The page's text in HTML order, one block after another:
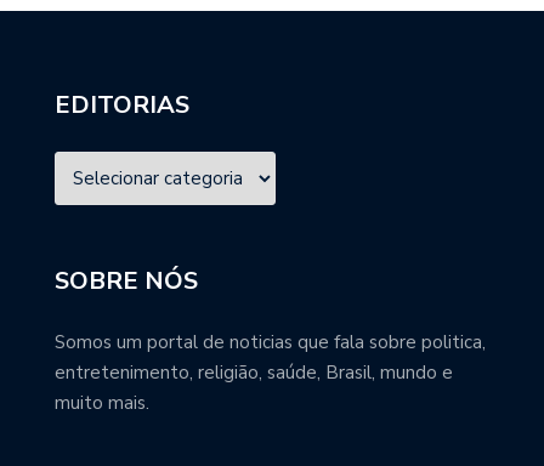
EDITORIAS
SOBRE NÓS
Somos um portal de noticias que fala sobre politica,
entretenimento, religião, saúde, Brasil, mundo e
muito mais.